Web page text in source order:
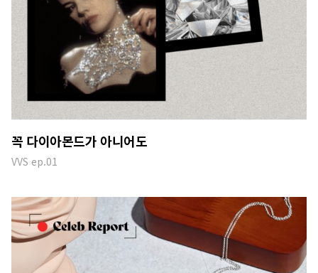
꼭 다이아몬드가 아니어도
VVS ep.01